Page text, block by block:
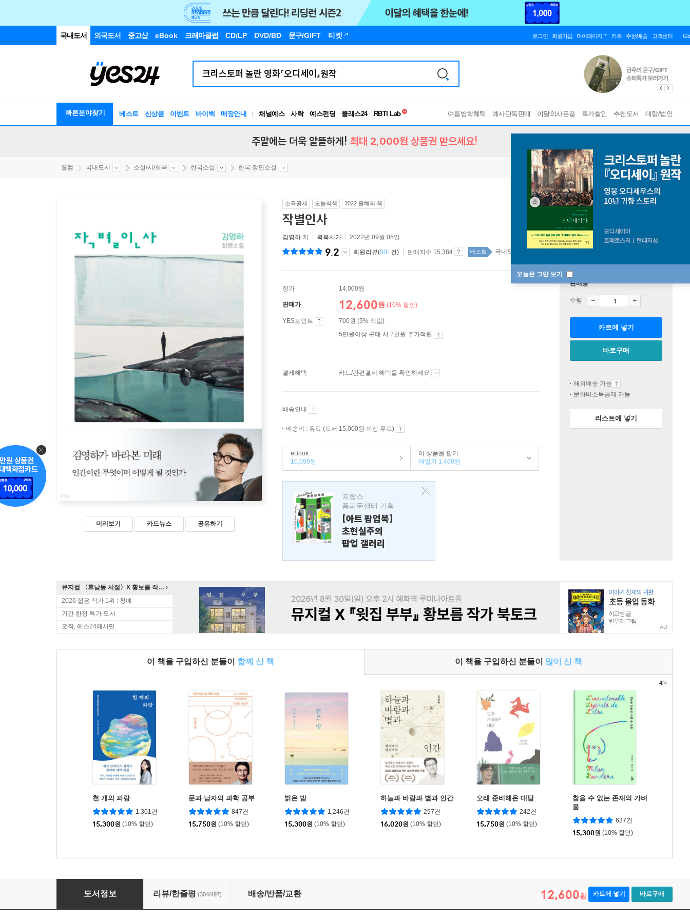
국내도서 외국도서 중고샵 eBook 크레마클럽 CD/LP DVD/BD 문구/GIFT 티켓 로그인 회원가입 마이페이지 카트 주문/배송 고객센터
빠른분야찾기 베스트 신상품 이벤트 바이백 매장안내 채널예스 사락 예스펀딩 클래스24
RBTI Lab
독서유형검사
여름방학혜택 예사단독판매 이달의사은품 특가할인 추천도서 대량/법인
오늘은 그만 보기
주말에는 더욱 알뜰하게! 최대 2,000원 상품권 받으세요!
웰컴 국내도서 소설/시/희곡 한국소설 한국 장편소설
미리보기 카드뉴스 공유하기
소득공제 오늘의책 2022 올해의 책
작별인사
김영하 저 복복서가 2022년 09월 05일
9.2 회원리뷰(801건) 판매지수 15,384 베스트 국내도서 1위 2주
정가 14,000원
판매가 12,600원 (10% 할인)
YES포인트
700원 (5% 적립)
5만원이상 구매 시 2천원 추가적립
결제혜택 카드/간편결제 혜택을 확인하세요
배송안내
배송비 : 유료 (도서 15,000원 이상 무료)
eBook
10,000원
이 상품을 팔기
매입가 1,400원
프랑스
퐁피두센터 기획
[아트 팝업북]
초현실주의
팝업 갤러리
판매중
수량
카트에 넣기
바로구매
해외배송 가능
문화비소득공제 가능
리스트에 넣기
뮤지컬 〈휴남동 서점〉X 황보름 작가 북토크
2026 젊은 작가 1위 : 청예
기간 한정 특가 도서
오직, 예스24에서만
AD
이 책을 구입하신 분들이 함께 산 책 이 책을 구입하신 분들이 많이 산 책
천 개의 파랑
1,301건
15,300원 (10% 할인)
문과 남자의 과학 공부
847건
15,750원 (10% 할인)
밝은 밤
1,246건
15,300원 (10% 할인)
하늘과 바람과 별과 인간
297건
16,020원 (10% 할인)
오래 준비해온 대답
242건
15,750원 (10% 할인)
참을 수 없는 존재의 가벼
움
637건
15,300원 (10% 할인)
4/4
작별인사
도서정보 리뷰/한줄평 (304/497) 배송/반품/교환 12,600원 카트에 넣기 바로구매